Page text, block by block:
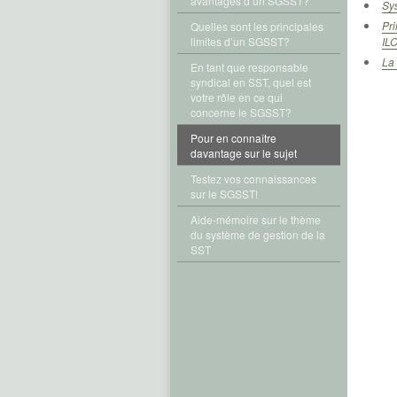
Quelles sont les principales
limites d’un SGSST?
En tant que responsable
syndical en SST, quel est
votre rôle en ce qui
concerne le SGSST?
Pour en connaître
davantage sur le sujet
Testez vos connaissances
sur le SGSST!
Aide-mémoire sur le thème
du système de gestion de la
SST
La